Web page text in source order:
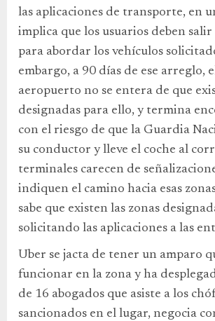
las aplicaciones de transporte, en
implica que los usuarios deben salir
para abordar los vehículos
embargo, a 90 días de ese arreglo,
aeropuerto no se entera de que
designadas para ello, y termina
con el riesgo de que la Guardia
su conductor y lleve el coche al
terminales carecen de
indiquen el camino hacia esas
sabe que existen las zonas
solicitando las aplicaciones a las
Uber se jacta de tener un amparo
funcionar en la zona y ha
de 16 abogados que asiste a los
sancionados en el lugar, negocia